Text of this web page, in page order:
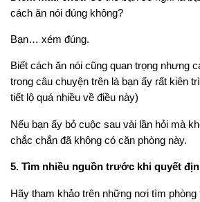
cách ăn nói đúng không?
Bạn… xém đúng.
Biết cách ăn nói cũng quan trọng nhưng
trong câu chuyện trên là bạn ấy rất kiên
tiết lộ quá nhiều về điều này)
Nếu bạn ấy bỏ cuộc sau vài lần hỏi mà
chắc chắn đã không có căn phòng này.
5. Tìm nhiều nguồn trước khi quyết
Hãy tham khảo trên những nơi tìm